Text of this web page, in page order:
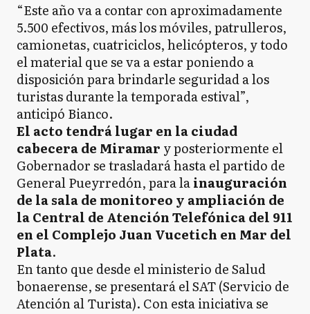
“Este año va a contar con aproximadamente
5.500 efectivos, más los móviles, patrulleros,
camionetas, cuatriciclos, helicópteros, y todo
el material que se va a estar poniendo a
disposición para brindarle seguridad a los
turistas durante la temporada estival”,
anticipó Bianco.
El acto tendrá lugar en la ciudad
cabecera de Miramar y posteriormente el
Gobernador se trasladará hasta el partido de
General Pueyrredón, para lainauguración
de la sala de monitoreo y ampliación de
la Central de Atención Telefónica del 911
en el Complejo Juan Vucetich en Mar del
Plata.
En tanto que desde el ministerio de Salud
bonaerense, se presentará el SAT (Servicio de
Atención al Turista). Con esta iniciativa se